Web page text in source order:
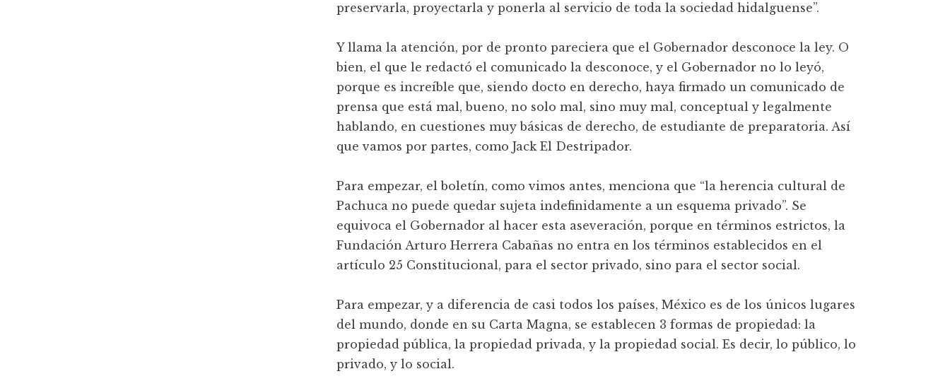
preservarla, proyectarla y ponerla al servicio de toda la sociedad hidalguense”.
Y llama la atención, por de pronto pareciera que el Gobernador desconoce la ley. O
bien, el que le redactó el comunicado la desconoce, y el Gobernador no lo leyó,
porque es increíble que, siendo docto en derecho, haya firmado un comunicado de
prensa que está mal, bueno, no solo mal, sino muy mal, conceptual y legalmente
hablando, en cuestiones muy básicas de derecho, de estudiante de preparatoria. Así
que vamos por partes, como Jack El Destripador.
Para empezar, el boletín, como vimos antes, menciona que “la herencia cultural de
Pachuca no puede quedar sujeta indefinidamente a un esquema privado”. Se
equivoca el Gobernador al hacer esta aseveración, porque en términos estrictos, la
Fundación Arturo Herrera Cabañas no entra en los términos establecidos en el
artículo 25 Constitucional, para el sector privado, sino para el sector social.
Para empezar, y a diferencia de casi todos los países, México es de los únicos lugares
del mundo, donde en su Carta Magna, se establecen 3 formas de propiedad: la
propiedad pública, la propiedad privada, y la propiedad social. Es decir, lo público, lo
privado, y lo social.